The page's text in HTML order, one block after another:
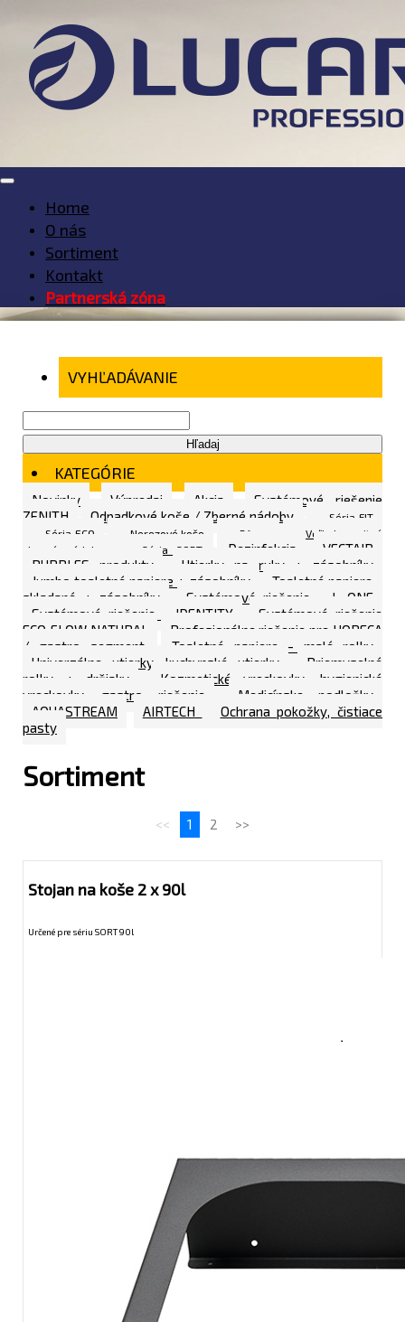
Home
O nás
Sortiment
Kontakt
Partnerská zóna
VYHĽADÁVANIE
Hľadaj
KATEGÓRIE
Novinky Výpredaj Akcia
Systémové riešenie
ZENITH
Odpadkové koše / Zberné nádoby
Séria FIT
Séria ECO
Nerezové koše Rôzne
Veľkokapacitné
zberné nádoby
Séria SORT Dezinfekcia
VECTAIR
BUBBLES produkty
Utierky na ruky + zásobníky
Jumbo toaletné papiere + zásobníky
Toaletné papiere -
skladané + zásobníky
Systémové riešenie - L ONE
Systémové riešenie - IDENTITY
Systémové riešenie
ECO FLOW NATURAL
Profesionálne riešenie pre HORECA
/ gastro segment
Toaletné papiere - malé rolky
Univerzálne utierky, kuchynské utierky
Priemyselné
rolky + držiaky
Kozmetické vreckovky, hygienické
vreckovky, gastro riešenie
Medicínske podložky
AQUASTREAM
AIRTECH
Ochrana pokožky, čistiace
pasty
Sortiment
<< 1 2 >>
Stojan na koše 2 x 90l
Určené pre sériu SORT 90l